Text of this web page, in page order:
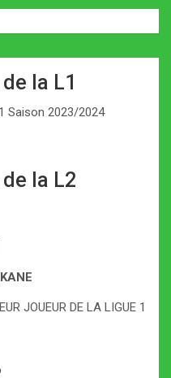
la L1
Saison 2023/2024
de la L2
JOUEUR DE LA LIGUE 1